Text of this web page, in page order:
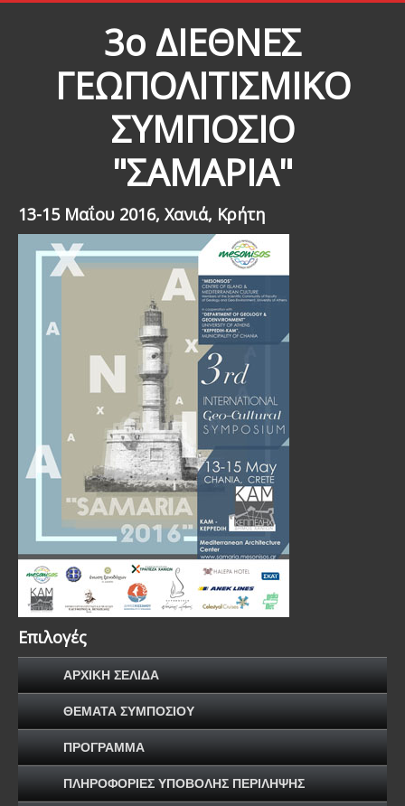
3ο ΔΙΕΘΝΕΣ
ΓΕΩΠΟΛΙΤΙΣΜΙΚΟ
ΣΥΜΠΟΣΙΟ
"ΣΑΜΑΡΙΑ"
13-15 Μαΐου 2016, Xανιά, Κρήτη
Επιλογές
ΑΡΧΙΚΗ ΣΕΛΙΔΑ
ΘΕΜΑΤΑ ΣΥΜΠΟΣΙΟΥ
ΠΡΟΓΡΑΜΜΑ
ΠΛΗΡΟΦΟΡΙΕΣ ΥΠΟΒΟΛΗΣ ΠΕΡΙΛΗΨΗΣ